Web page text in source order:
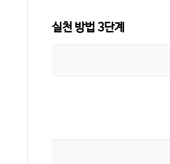
실천 방법 3단계